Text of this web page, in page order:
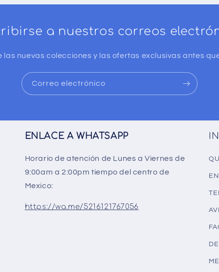
a nuestros correos
las nuevas colecciones y las ofertas exclusivas antes
Correo electrónico
ENLACE A WHATSAPP
Horario de atención de Lunes a Viernes de
9:00am a 2:00pm tiempo del centro de
Mexico:
https://wa.me/5216121767056